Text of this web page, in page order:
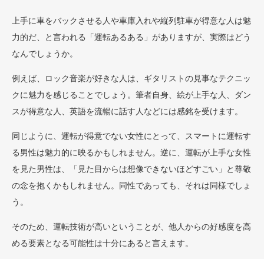
上手に車をバックさせる人や車庫入れや縦列駐車が得意な人は魅
力的だ、と言われる「運転あるある」がありますが、実際はどう
なんでしょうか。
例えば、ロック音楽が好きな人は、ギタリストの見事なテクニッ
クに魅力を感じることでしょう。筆者自身、絵が上手な人、ダン
スが得意な人、英語を流暢に話す人などには感銘を受けます。
同じように、運転が得意でない女性にとって、スマートに運転す
る男性は魅力的に映るかもしれません。逆に、運転が上手な女性
を見た男性は、「見た目からは想像できないほどすごい」と尊敬
の念を抱くかもしれません。同性であっても、それは同様でしょ
う。
そのため、運転技術が高いということが、他人からの好感度を高
める要素となる可能性は十分にあると言えます。